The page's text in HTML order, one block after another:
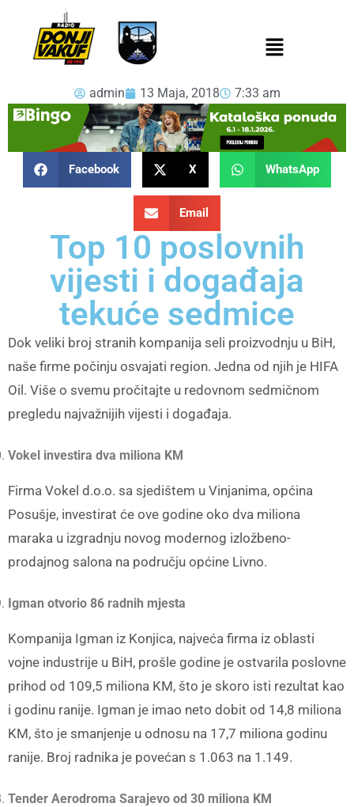
admin 13 Maja, 2018 7:33 am
Facebook X WhatsApp
Email
Top 10 poslovnih
vijesti i događaja
tekuće sedmice
Dok veliki broj stranih kompanija seli proizvodnju u BiH,
naše firme počinju osvajati region. Jedna od njih je HIFA
Oil. Više o svemu pročitajte u redovnom sedmičnom
pregledu najvažnijih vijesti i događaja.
Vokel investira dva miliona KM
Firma Vokel d.o.o. sa sjedištem u Vinjanima, općina
Posušje, investirat će ove godine oko dva miliona
maraka u izgradnju novog modernog izložbeno-
prodajnog salona na području općine Livno.
Igman otvorio 86 radnih mjesta
Kompanija Igman iz Konjica, najveća firma iz oblasti
vojne industrije u BiH, prošle godine je ostvarila poslovne
prihod od 109,5 miliona KM, što je skoro isti rezultat kao
i godinu ranije. Igman je imao neto dobit od 14,8 miliona
KM, što je smanjenje u odnosu na 17,7 miliona godinu
ranije. Broj radnika je povećan s 1.063 na 1.149.
Tender Aerodroma Sarajevo od 30 miliona KM